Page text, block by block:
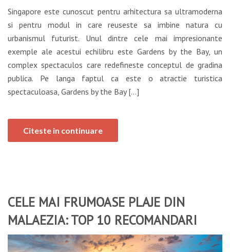
Singapore este cunoscut pentru arhitectura sa ultramoderna
si pentru modul in care reuseste sa imbine natura cu
urbanismul futurist. Unul dintre cele mai impresionante
exemple ale acestui echilibru este Gardens by the Bay, un
complex spectaculos care redefineste conceptul de gradina
publica. Pe langa faptul ca este o atractie turistica
spectaculoasa, Gardens by the Bay […]
Citeste in continuare
CELE MAI FRUMOASE PLAJE DIN
MALAEZIA: TOP 10 RECOMANDARI